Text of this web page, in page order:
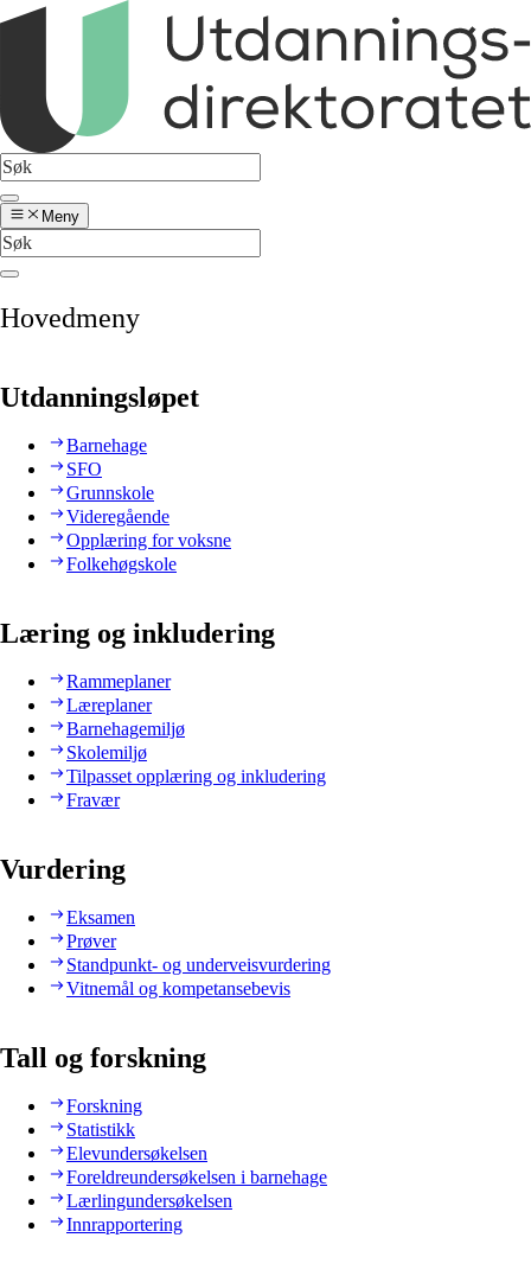
Meny
Hovedmeny
Utdanningsløpet
Barnehage
SFO
Grunnskole
Videregående
Opplæring for voksne
Folkehøgskole
Læring og inkludering
Rammeplaner
Læreplaner
Barnehagemiljø
Skolemiljø
Tilpasset opplæring og inkludering
Fravær
Vurdering
Eksamen
Prøver
Standpunkt- og underveisvurdering
Vitnemål og kompetansebevis
Tall og forskning
Forskning
Statistikk
Elevundersøkelsen
Foreldreundersøkelsen i barnehage
Lærlingundersøkelsen
Innrapportering